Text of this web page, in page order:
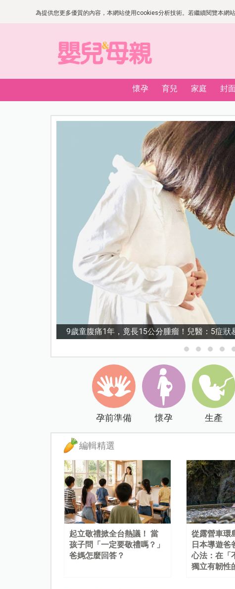
為提供您更多優質的內容，本網站使用cookies分析技術。若繼續閱覽本
懷孕 育兒 家庭 封
9歲童腹痛1年，竟長15公分腫瘤！兒醫：5症
孕前準備 懷孕 生產
編輯精選
起立敬禮掀全台熱議！ 當
孩子問「一定要敬禮嗎？」
爸媽怎麼回答？
從露營車環
日本導遊爸
心法：在「
獨立有韌性